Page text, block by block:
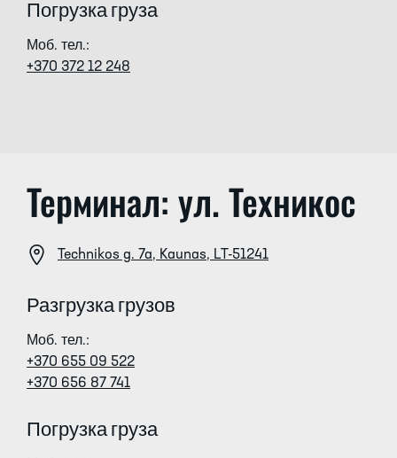
Погрузка груза
Моб. тел.:
+370 372 12 248
Терминал: ул. Техникос
Technikos g. 7a, Kaunas, LT-51241
Разгрузка грузов
Моб. тел.:
+370 655 09 522
+370 656 87 741
Погрузка груза